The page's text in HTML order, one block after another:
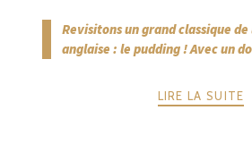
Revisitons un grand classique
anglaise : le pudding ! Avec un
LIRE LA SUITE